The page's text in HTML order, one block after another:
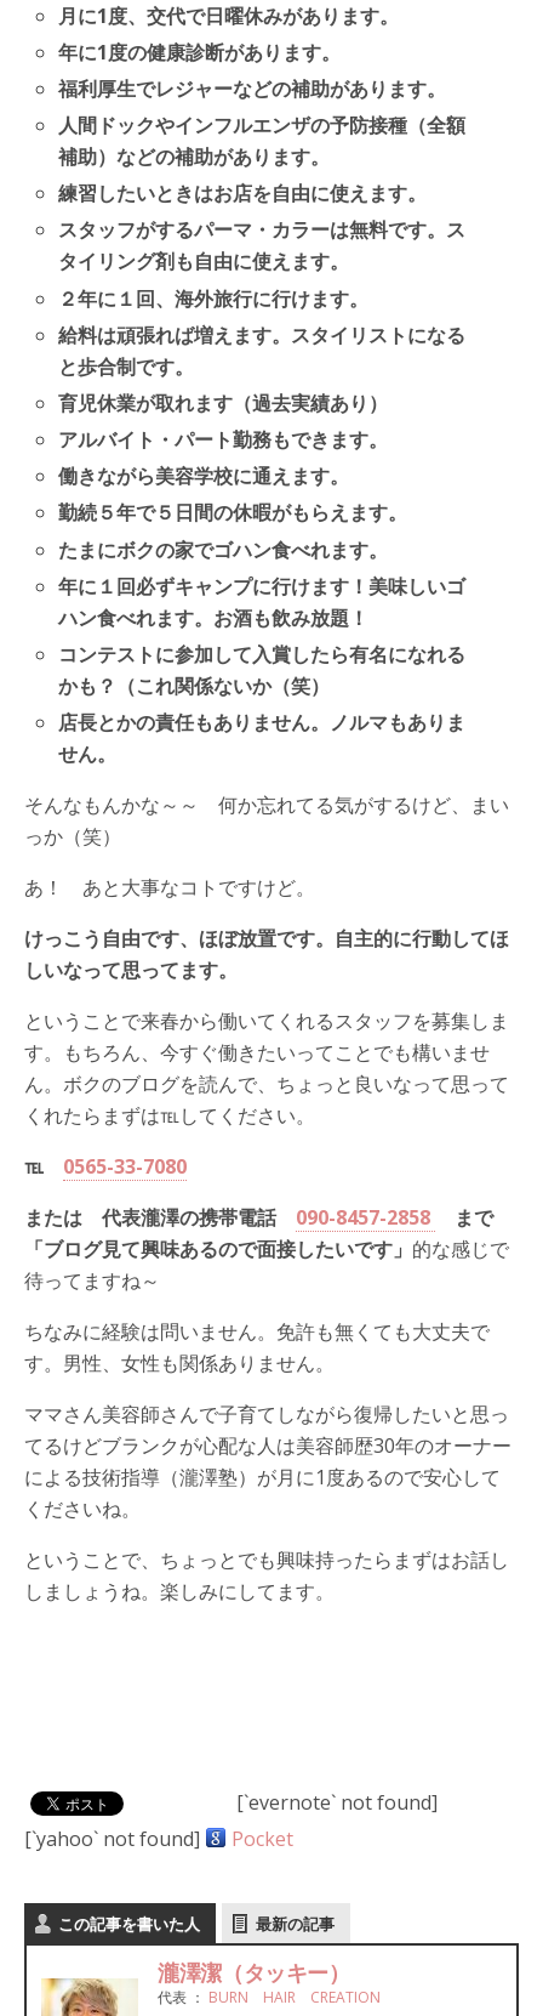
月に1度、交代で日曜休みがあります。
年に1度の健康診断があります。
福利厚生でレジャーなどの補助があります。
人間ドックやインフルエンザの予防接種（全額
補助）などの補助があります。
練習したいときはお店を自由に使えます。
スタッフがするパーマ・カラーは無料です。ス
タイリング剤も自由に使えます。
２年に１回、海外旅行に行けます。
給料は頑張れば増えます。スタイリストになる
と歩合制です。
育児休業が取れます（過去実績あり）
アルバイト・パート勤務もできます。
働きながら美容学校に通えます。
勤続５年で５日間の休暇がもらえます。
たまにボクの家でゴハン食べれます。
年に１回必ずキャンプに行けます！美味しいゴ
ハン食べれます。お酒も飲み放題！
コンテストに参加して入賞したら有名になれる
かも？（これ関係ないか（笑）
店長とかの責任もありません。ノルマもありま
せん。
そんなもんかな～～ 何か忘れてる気がするけど、まい
っか（笑）
あ！ あと大事なコトですけど。
けっこう自由です、ほぼ放置です。自主的に行動してほ
しいなって思ってます。
ということで来春から働いてくれるスタッフを募集しま
す。もちろん、今すぐ働きたいってことでも構いませ
ん。ボクのブログを読んで、ちょっと良いなって思って
くれたらまずは℡してください。
℡ 0565-33-7080
または 代表瀧澤の携帯電話 090-8457-2858
まで
「ブログ見て興味あるので面接したいです」 的な感じで
待ってますね～
ちなみに経験は問いません。免許も無くても大丈夫で
す。男性、女性も関係ありません。
ママさん美容師さんで子育てしながら復帰したいと思っ
てるけどブランクが心配な人は美容師歴30年のオーナー
による技術指導（瀧澤塾）が月に1度あるので安心して
くださいね。
ということで、ちょっとでも興味持ったらまずはお話し
しましょうね。楽しみにしてます。
[`evernote` not found]
[`yahoo` not found]
Pocket
この記事を書いた人 最新の記事
瀧澤潔（タッキー）
代表 ： BURN HAIR CREATION